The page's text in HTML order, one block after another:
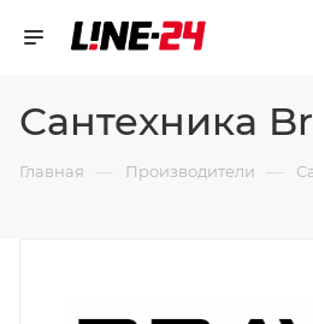
Сантехника
Главная — Производители —